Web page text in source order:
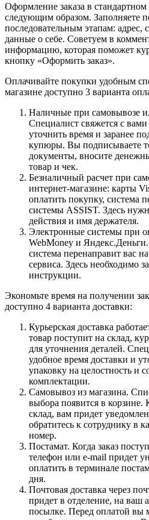
Оформление заказа в
следующим образом. Заполняете
последовательным этапам: адрес,
данные о себе. Советуем в
информацию, которая поможет
кнопку «Оформить заказ».
Оплачивайте покупки удобным
магазине доступно 3 варианта
Наличные при самовывозе
Специалист свяжется с
уточнить время и заранее
купюры. Вы подписываете
документы, вносите
товар и чек.
Безналичный расчет при
интернет-магазине: карты
оплатить покупку, система
системы ASSIST. Здесь
действия и имя держателя.
Электронные системы при
WebMoney и
система перенаправит вас
сервиса. Здесь необходимо
инструкции.
Экономьте время на получении
доступно 4 варианта доставки:
Курьерская доставка
товар поступит на склад,
для уточнения деталей.
удобное время доставки и
упаковку на целостность и
комплектации.
Самовывоз из магазина.
выбора появится в корзине.
склад, вам придет
обратитесь к сотруднику в
номер.
Постамат. Когда заказ
телефон или e-mail придет
оплатить в терминале
дня.
Почтовая доставка через
придет в отделение, на ваш
посылке. Перед оплатой вы